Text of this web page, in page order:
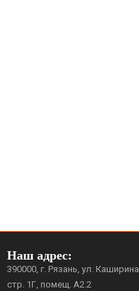
Наш адрес:
390000, г. Рязань, ул. Каширина
стр. 1Г, помещ. А2.2